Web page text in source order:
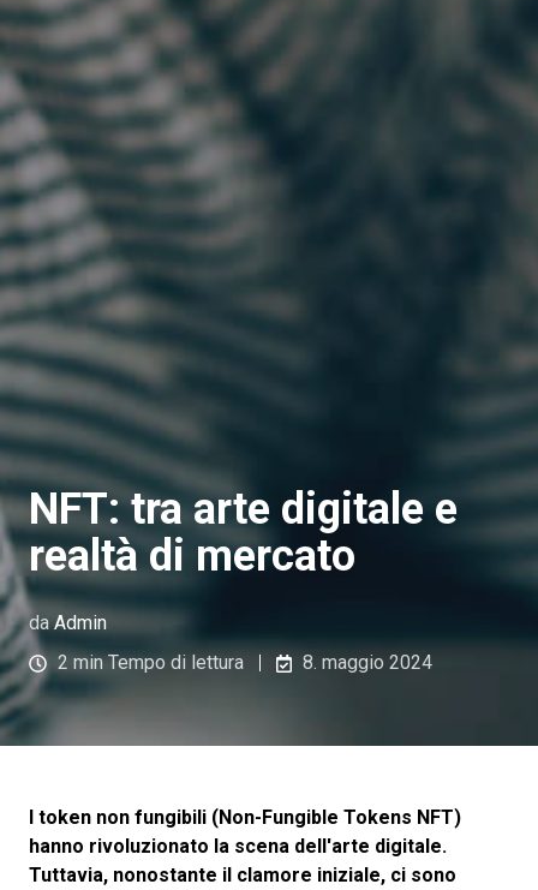
NFT: tra arte digitale e
realtà di mercato
daAdmin
2 min Tempo di lettura
8. maggio 2024
I token non fungibili (Non-Fungible Tokens NFT)
hanno rivoluzionato la scena dell'arte digitale.
Tuttavia, nonostante il clamore iniziale, ci sono